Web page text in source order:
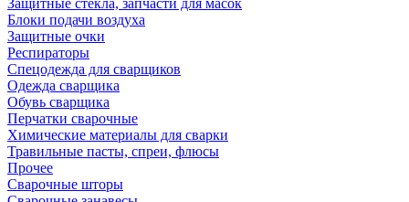
Защитные стекла, запчасти для масок
Блоки подачи воздуха
Защитные очки
Респираторы
Спецодежда для сварщиков
Одежда сварщика
Обувь сварщика
Перчатки сварочные
Химические материалы для сварки
Травильные пасты, спреи, флюсы
Прочее
Сварочные шторы